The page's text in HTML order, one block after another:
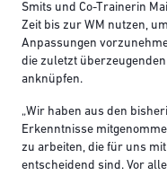
Smits und Co-Trainerin
Zeit bis zur WM nutzen,
Anpassungen
die zuletzt
anknüpfen.
„Wir haben aus den
Erkenntnisse
zu arbeiten, die für uns
entscheidend sind. Vor